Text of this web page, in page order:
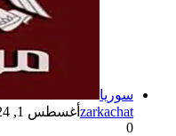
سوريا
zarkachat أغسطس 1, 2024
0